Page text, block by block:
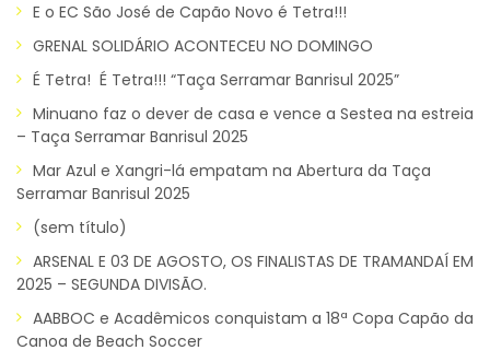
E o EC São José de Capão Novo é Tetra!!!
GRENAL SOLIDÁRIO ACONTECEU NO DOMINGO
É Tetra! É Tetra!!! “Taça Serramar Banrisul 2025”
Minuano faz o dever de casa e vence a Sestea na estreia
– Taça Serramar Banrisul 2025
Mar Azul e Xangri-lá empatam na Abertura da Taça
Serramar Banrisul 2025
(sem título)
ARSENAL E 03 DE AGOSTO, OS FINALISTAS DE TRAMANDAÍ EM
2025 – SEGUNDA DIVISÃO.
AABBOC e Acadêmicos conquistam a 18ª Copa Capão da
Canoa de Beach Soccer